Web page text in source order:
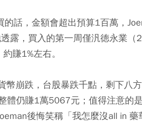
話，金額會超出預算1百萬，
露，買入的第一周僅汎徳永業（
賺1%左右。
幣崩跌，台股暴跌千點，剩下八
體仍賺1萬5067元；值得注意的
後悔笑稱「我怎麼沒all in 藥